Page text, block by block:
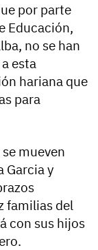
por parte
Educación,
no se han
esta
hariana que
para
mueven
Garcia y
familias del
con sus hijos